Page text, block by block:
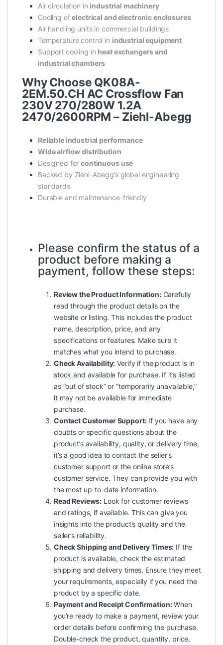
Air circulation in industrial machinery
Cooling ofelectrical and electronic enclosures
Air handling units in commercial buildings
Temperature control in industrial equipment
Support cooling in heat exchangers and
industrial chambers
Why Choose QK08A-
2EM.50.CH AC Crossflow Fan
230V 270/280W 1.2A
2470/2600RPM – Ziehl-Abegg
Reliable industrial performance
Wide airflow distribution
Designed forcontinuous use
Backed by Ziehl-Abegg’s global engineering
standards
Durable and maintenance-friendly
Please confirm the status of a
product before making a
payment, follow these steps:
Review the Product Information:Carefully
read through the product details on the
website or listing. This includes the product
name, description, price, and any
specifications or features. Make sure it
matches what you intend to purchase.
Check Availability: Verify if the product is in
stock and available for purchase. If it’s listed
as “out of stock” or “temporarily unavailable,”
it may not be available for immediate
purchase.
Contact Customer Support:If you have any
doubts or specific questions about the
product’s availability, quality, or delivery time,
it’s a good idea to contact the seller’s
customer support or the online store’s
customer service. They can provide you with
the most up-to-date information.
Read Reviews: Look for customer reviews
and ratings, if available. This can give you
insights into the product’s quality and the
seller’s reliability.
Check Shipping and Delivery Times: If the
product is available, check the estimated
shipping and delivery times. Ensure they meet
your requirements, especially if you need the
product by a specific date.
Payment and Receipt Confirmation:When
you’re ready to make a payment, review your
order details before confirming the purchase.
Double-check the product, quantity, price,